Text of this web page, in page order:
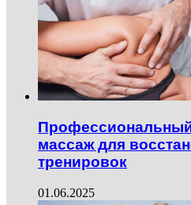
массаж для
тренировок
01.06.2025